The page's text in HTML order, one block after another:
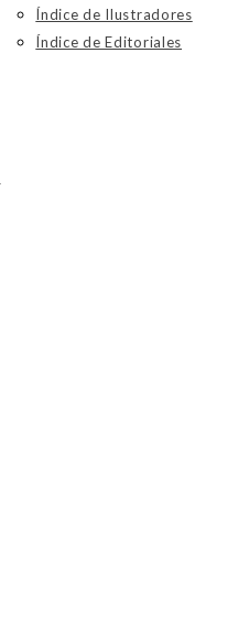
Índice de Ilustradores
Índice de Editoriales